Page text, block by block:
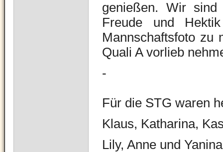
genießen. Wir sind
Freude und
Mannschaftsfoto
Quali A vorlieb
-
Für die STG waren
Klaus, Katharina,
Lily, Anne und